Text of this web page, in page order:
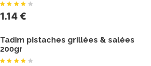
1.14 €
Tadim pistaches grillées & salées
200gr